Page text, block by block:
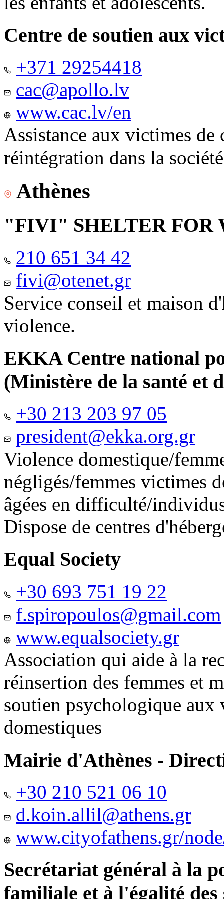
Centre de soutien aux
+371 29254418
cac@apollo.lv
www.cac.lv/en
Assistance aux victimes
réintégration dans la
Athènes
"FIVI" SHELTER FOR
210 651 34 42
fivi@otenet.gr
Service conseil et maison
violence.
EKKA Centre national
(Ministère de la santé et
+30 213 203 97 05
president@ekka.org.gr
Violence domestique/
négligés/femmes victimes
âgées en difficulté/
Dispose de centres
Equal Society
+30 693 751 19 22
f.spiropoulos@gmail.com
www.equalsociety.gr
Association qui aide à la
réinsertion des femmes et
soutien psychologique aux
domestiques
Mairie d'Athènes -
+30 210 521 06 10
d.koin.allil@athens.gr
www.cityofathens.gr/
Secrétariat général à la
familiale et à l'égalité des